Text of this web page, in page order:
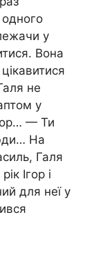
у
Вона
не
у
— Ти
На
Галя
Ігор і
для неї у